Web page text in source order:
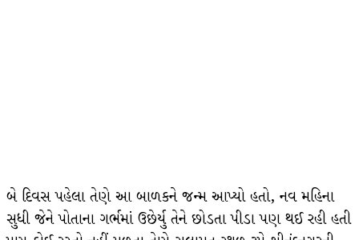
બે દિવસ પહેલા તેણે આ બાળકને જન્મ આપ્યો હતો, નવ મહિના
સુધી જેને પોતાના ગર્ભમાં ઉછેર્યુ તેને છોડતા પીડા પણ થઈ રહી હતી